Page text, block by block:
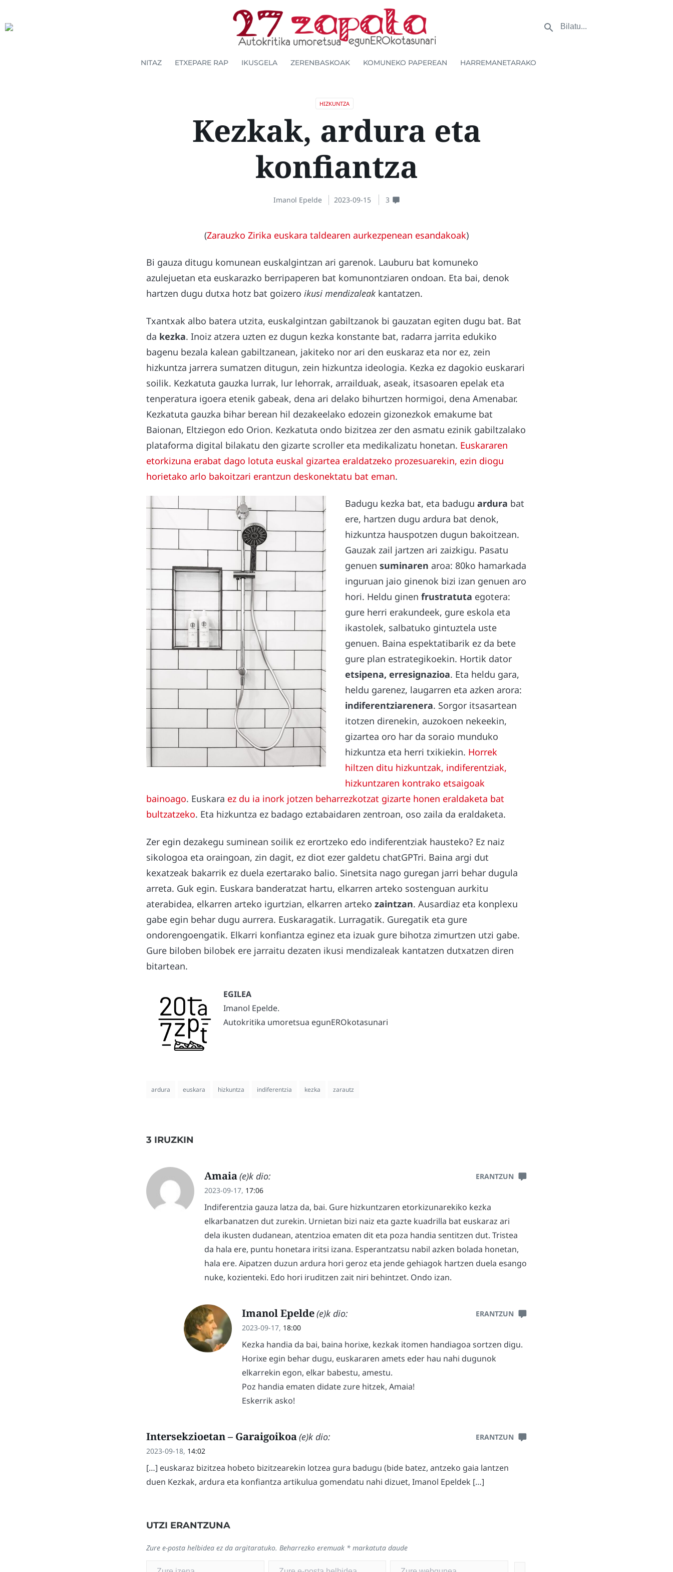
NITAZ ETXEPARE RAP IKUSGELA ZERENBASKOAK KOMUNEKO PAPEREAN HARREMANETARAKO
HIZKUNTZA
Kezkak, ardura eta
konfiantza
Imanol Epelde 2023-09-15 3
(Zarauzko Zirika euskara taldearen aurkezpenean esandakoak)
Bi gauza ditugu komunean euskalgintzan ari garenok. Lauburu bat komuneko
azulejuetan eta euskarazko berripaperen bat komunontziaren ondoan. Eta bai, denok
hartzen dugu dutxa hotz bat goizero ikusi mendizaleak kantatzen.
Txantxak albo batera utzita, euskalgintzan gabiltzanok bi gauzatan egiten dugu bat. Bat
da kezka. Inoiz atzera uzten ez dugun kezka konstante bat, radarra jarrita edukiko
bagenu bezala kalean gabiltzanean, jakiteko nor ari den euskaraz eta nor ez, zein
hizkuntza jarrera sumatzen ditugun, zein hizkuntza ideologia. Kezka ez dagokio euskarari
soilik. Kezkatuta gauzka lurrak, lur lehorrak, arrailduak, aseak, itsasoaren epelak eta
tenperatura igoera etenik gabeak, dena ari delako bihurtzen hormigoi, dena Amenabar.
Kezkatuta gauzka bihar berean hil dezakeelako edozein gizonezkok emakume bat
Baionan, Eltziegon edo Orion. Kezkatuta ondo bizitzea zer den asmatu ezinik gabiltzalako
plataforma digital bilakatu den gizarte scroller eta medikalizatu honetan. Euskararen
etorkizuna erabat dago lotuta euskal gizartea eraldatzeko prozesuarekin, ezin diogu
horietako arlo bakoitzari erantzun deskonektatu bat eman.
Badugu kezka bat, eta badugu ardura bat
ere, hartzen dugu ardura bat denok,
hizkuntza hauspotzen dugun bakoitzean.
Gauzak zail jartzen ari zaizkigu. Pasatu
genuen suminaren aroa: 80ko hamarkada
inguruan jaio ginenok bizi izan genuen aro
hori. Heldu ginen frustratuta egotera:
gure herri erakundeek, gure eskola eta
ikastolek, salbatuko gintuztela uste
genuen. Baina espektatibarik ez da bete
gure plan estrategikoekin. Hortik dator
etsipena, erresignazioa. Eta heldu gara,
heldu garenez, laugarren eta azken arora:
indiferentziarenera. Sorgor itsasartean
itotzen direnekin, auzokoen nekeekin,
gizartea oro har da soraio munduko
hizkuntza eta herri txikiekin. Horrek
hiltzen ditu hizkuntzak, indiferentziak,
hizkuntzaren kontrako etsaigoak
bainoago. Euskara ez du ia inork jotzen beharrezkotzat gizarte honen eraldaketa bat
bultzatzeko. Eta hizkuntza ez badago eztabaidaren zentroan, oso zaila da eraldaketa.
Zer egin dezakegu suminean soilik ez erortzeko edo indiferentziak hausteko? Ez naiz
sikologoa eta oraingoan, zin dagit, ez diot ezer galdetu chatGPTri. Baina argi dut
kexatzeak bakarrik ez duela ezertarako balio. Sinetsita nago guregan jarri behar dugula
arreta. Guk egin. Euskara banderatzat hartu, elkarren arteko sostenguan aurkitu
aterabidea, elkarren arteko igurtzian, elkarren arteko zaintzan. Ausardiaz eta konplexu
gabe egin behar dugu aurrera. Euskaragatik. Lurragatik. Guregatik eta gure
ondorengoengatik. Elkarri konfiantza eginez eta izuak gure bihotza zimurtzen utzi gabe.
Gure biloben bilobek ere jarraitu dezaten ikusi mendizaleak kantatzen dutxatzen diren
bitartean.
Imanol Epelde.
Autokritika umoretsua egunEROkotasunari
ardura euskara hizkuntza indiferentzia kezka zarautz
3 IRUZKIN
Amaia(e)k dio:
ERANTZUN
2023-09-17, 17:06
Indiferentzia gauza latza da, bai. Gure hizkuntzaren etorkizunarekiko kezka
elkarbanatzen dut zurekin. Urnietan bizi naiz eta gazte kuadrilla bat euskaraz ari
dela ikusten dudanean, atentzioa ematen dit eta poza handia sentitzen dut. Tristea
da hala ere, puntu honetara iritsi izana. Esperantzatsu nabil azken bolada honetan,
hala ere. Aipatzen duzun ardura hori geroz eta jende gehiagok hartzen duela esango
nuke, kozienteki. Edo hori iruditzen zait niri behintzet. Ondo izan.
Imanol Epelde(e)k dio:
ERANTZUN
2023-09-17, 18:00
Kezka handia da bai, baina horixe, kezkak itomen handiagoa sortzen digu.
Horixe egin behar dugu, euskararen amets eder hau nahi dugunok
elkarrekin egon, elkar babestu, amestu.
Poz handia ematen didate zure hitzek, Amaia!
Eskerrik asko!
Intersekzioetan – Garaigoikoa(e)k dio:
ERANTZUN
2023-09-18, 14:02
[…] euskaraz bizitzea hobeto bizitzearekin lotzea gura badugu (bide batez, antzeko gaia lantzen
duen Kezkak, ardura eta konfiantza artikulua gomendatu nahi dizuet, Imanol Epeldek […]
UTZI ERANTZUNA
Zure e-posta helbidea ez da argitaratuko. Beharrezko eremuak * markatuta daude